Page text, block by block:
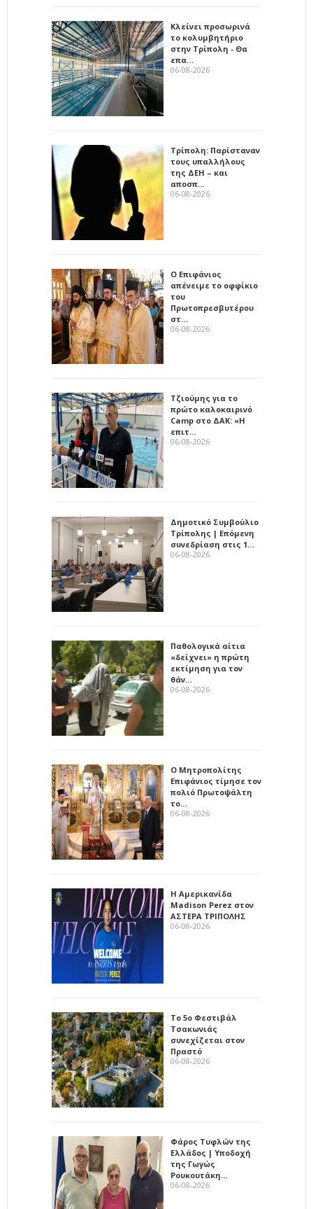
Κλείνει προσωρινά
το κολυμβητήριο
στην Τρίπολη - Θα
επα…
06-08-2026
Τρίπολη: Παρίσταναν
τους υπαλλήλους
της ΔΕΗ – και
αποσπ…
06-08-2026
Ο Επιφάνιος
απένειμε το οφφίκιο
του
Πρωτοπρεσβυτέρου
στ…
06-08-2026
Τζιούμης για το
πρώτο καλοκαιρινό
Camp στο ΔΑΚ: «Η
επιτ…
06-08-2026
Δημοτικό Συμβούλιο
Τρίπολης | Επόμενη
συνεδρίαση στις 1…
06-08-2026
Παθολογικά αίτια
«δείχνει» η πρώτη
εκτίμηση για τον
θάν…
06-08-2026
Ο Μητροπολίτης
Επιφάνιος τίμησε τον
πολιό Πρωτοψάλτη
το…
06-08-2026
Η Αμερικανίδα
Madison Perez στον
ΑΣΤΕΡΑ ΤΡΙΠΟΛΗΣ
06-08-2026
Το 5ο Φεστιβάλ
Τσακωνιάς
συνεχίζεται στον
Πραστό
06-08-2026
Φάρος Τυφλών της
Ελλάδος | Υποδοχή
της Γωγώς
Ρουκουτάκη…
06-08-2026